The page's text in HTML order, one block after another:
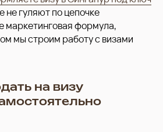
гуляют по цепочке
маркетинговая формула,
мы строим работу с визами
на визу